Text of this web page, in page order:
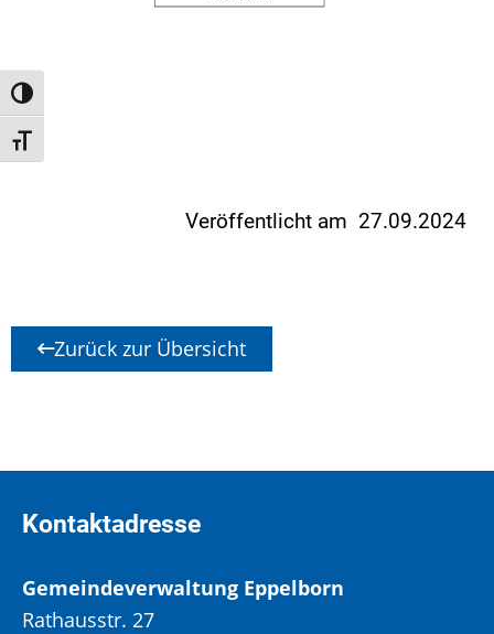
Umschalten auf hohe Kontraste
Schrift vergrößern
Veröffentlicht am 27.09.2024
Zurück zur Übersicht
Kontaktadresse
Gemeindeverwaltung Eppelborn
Rathausstr. 27